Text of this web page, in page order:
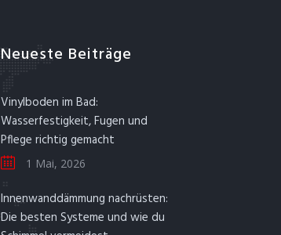
Neueste Beiträge
Vinylboden im Bad:
Wasserfestigkeit, Fugen und
Pflege richtig gemacht
1 Mai, 2026
Innenwanddämmung nachrüsten:
Die besten Systeme und wie du